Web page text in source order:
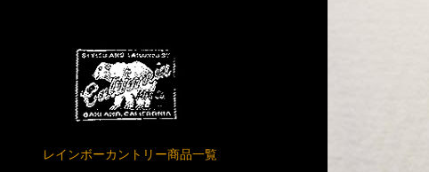
レインボーカントリー商品一覧